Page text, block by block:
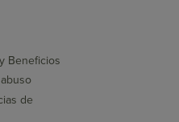
Beneficios
de